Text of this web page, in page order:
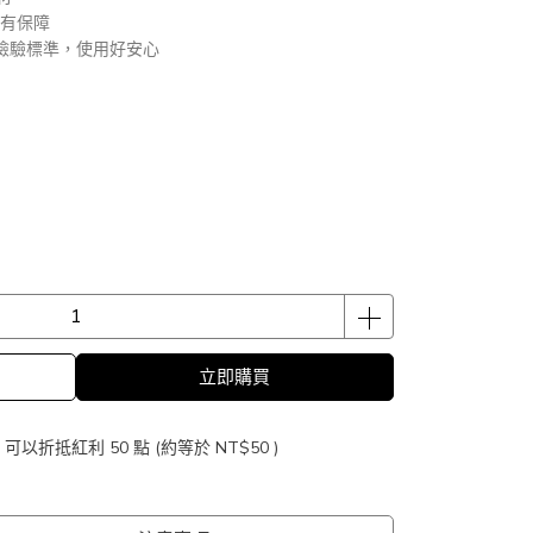
保障
標準，使用好安心
立即購買
以折抵紅利 50 點 (約等於 NT$50 )